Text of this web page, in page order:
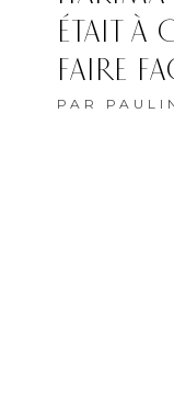
ÉTAIT À
FAIRE
PAR